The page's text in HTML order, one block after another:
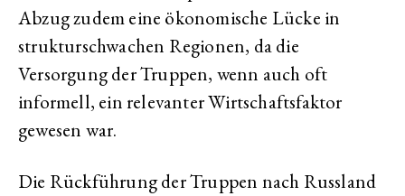
Abzug zudem eine ökonomische Lücke in
strukturschwachen Regionen, da die
Versorgung der Truppen, wenn auch oft
informell, ein relevanter Wirtschaftsfaktor
gewesen war.
Die Rückführung der Truppen nach Russland